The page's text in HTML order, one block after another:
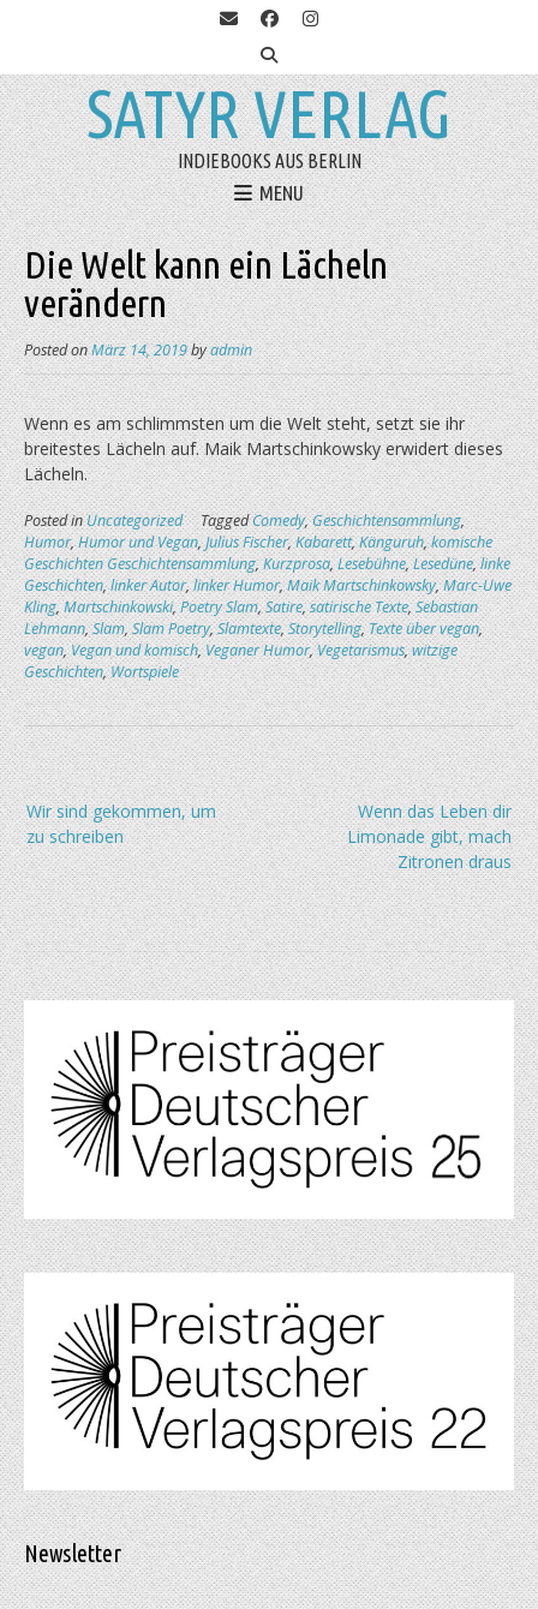
SATYR VERLAG
INDIEBOOKS AUS BERLIN
MENU
Die Welt kann ein Lächeln
verändern
Posted onMärz 14, 2019byadmin
Wenn es am schlimmsten um die Welt steht, setzt sie ihr
breitestes Lächeln auf. Maik Martschinkowsky erwidert dieses
Lächeln.
Posted inUncategorized TaggedComedy,Geschichtensammlung,
Humor,Humor und Vegan,Julius Fischer,Kabarett,Känguruh,komische
Geschichten Geschichtensammlung,Kurzprosa,Lesebühne,Lesedüne,linke
Geschichten,linker Autor,linker Humor,Maik Martschinkowsky,Marc-Uwe
Kling,Martschinkowski,Poetry Slam,Satire,satirische Texte,Sebastian
Lehmann,Slam,Slam Poetry,Slamtexte,Storytelling,Texte über vegan,
vegan,Vegan und komisch,Veganer Humor,Vegetarismus,witzige
Geschichten,Wortspiele
Beitragsnavigation
Wenn das Leben dir
Limonade gibt, mach
Zitronen draus
Wir sind gekommen, um
zu schreiben
Newsletter